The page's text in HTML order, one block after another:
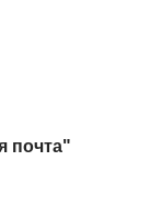
почта"